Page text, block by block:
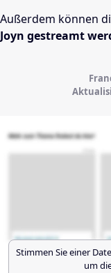
Außerdem können
Joyn gestreamt
Stimmen Sie einer
um